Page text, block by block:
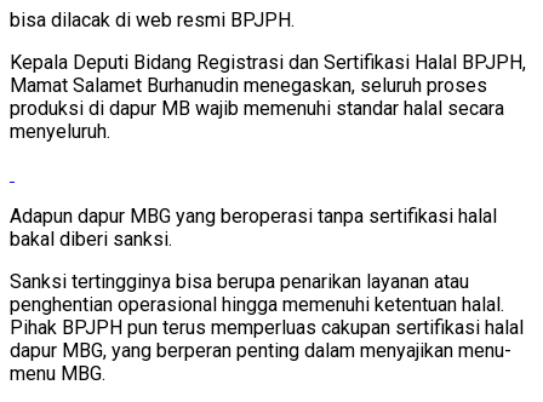
bisa dilacak di web resmi BPJPH.
Kepala Deputi Bidang Registrasi dan Sertifikasi Halal BPJPH,
Mamat Salamet Burhanudin menegaskan, seluruh proses
produksi di dapur MB wajib memenuhi standar halal secara
menyeluruh.
Adapun dapur MBG yang beroperasi tanpa sertifikasi halal
bakal diberi sanksi.
Sanksi tertingginya bisa berupa penarikan layanan atau
penghentian operasional hingga memenuhi ketentuan halal.
Pihak BPJPH pun terus memperluas cakupan sertifikasi halal
dapur MBG, yang berperan penting dalam menyajikan menu-
menu MBG.